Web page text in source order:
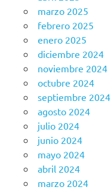
marzo 2025
febrero 2025
enero 2025
diciembre 2024
noviembre 2024
octubre 2024
septiembre 2024
agosto 2024
julio 2024
junio 2024
mayo 2024
abril 2024
marzo 2024